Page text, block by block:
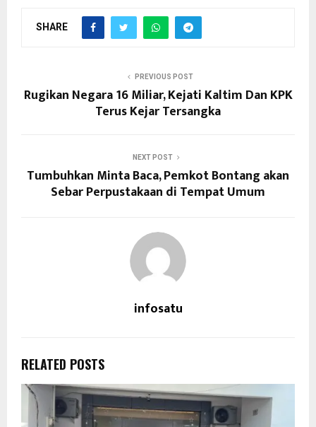
SHARE
PREVIOUS POST
Rugikan Negara 16 Miliar, Kejati Kaltim Dan KPK
Terus Kejar Tersangka
NEXT POST
Tumbuhkan Minta Baca, Pemkot Bontang akan
Sebar Perpustakaan di Tempat Umum
infosatu
RELATED POSTS